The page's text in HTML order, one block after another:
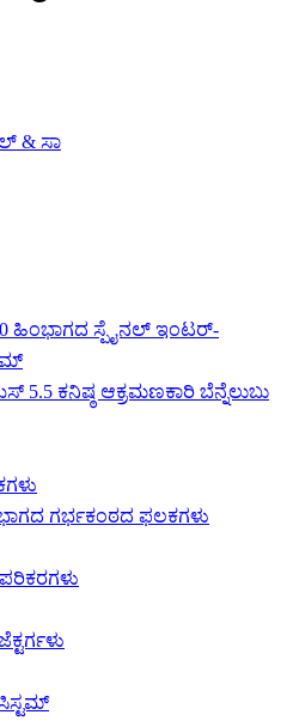
& ಸಾ
ಹಿಂಭಾಗದ ಸ್ಪೈನಲ್ ಇಂಟರ್-
ಕನಿಷ್ಠ ಆಕ್ರಮಣಕಾರಿ ಬೆನ್ನೆಲುಬು
ಗರ್ಭಕಂಠದ ಫಲಕಗಳು
ಪರಿಕರಗಳು